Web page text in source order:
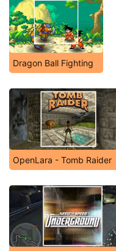
Dragon Ball Fighting
OpenLara - Tomb Raider